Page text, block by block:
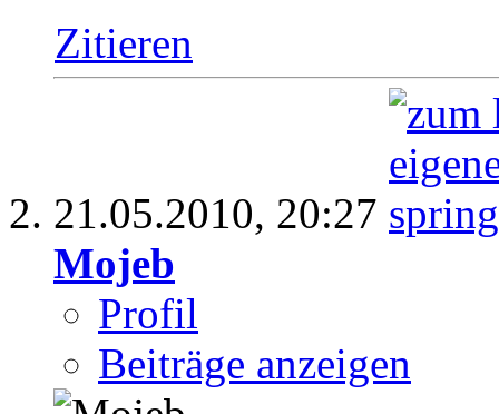
Zitieren
21.05.2010, 20:27
Mojeb
Profil
Beiträge anzeigen